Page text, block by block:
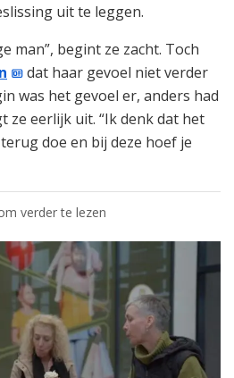
uit te leggen.
man”, begint ze zacht. Toch
dat haar gevoel niet verder
was het gevoel er, anders had
ze eerlijk uit. “Ik denk dat het
doe en bij deze hoef je
verder te lezen